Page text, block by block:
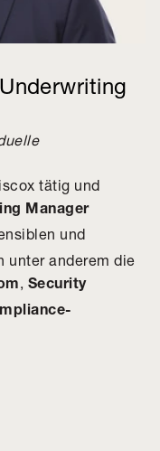
tätig und
Manager
und
unter anderem die
, Security